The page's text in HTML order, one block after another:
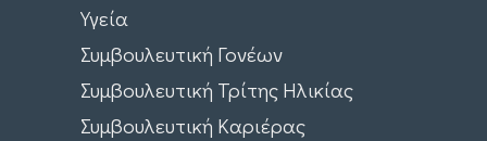
Υγεία
Συμβουλευτική Γονέων
Συμβουλευτική Τρίτης Ηλικίας
Συμβουλευτική Καριέρας